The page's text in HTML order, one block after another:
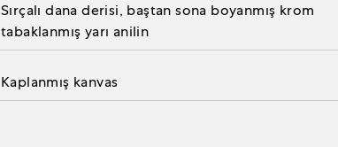
Sırçalı dana derisi, baştan sona boyanmış krom
tabaklanmış yarı anilin
Kaplanmış kanvas